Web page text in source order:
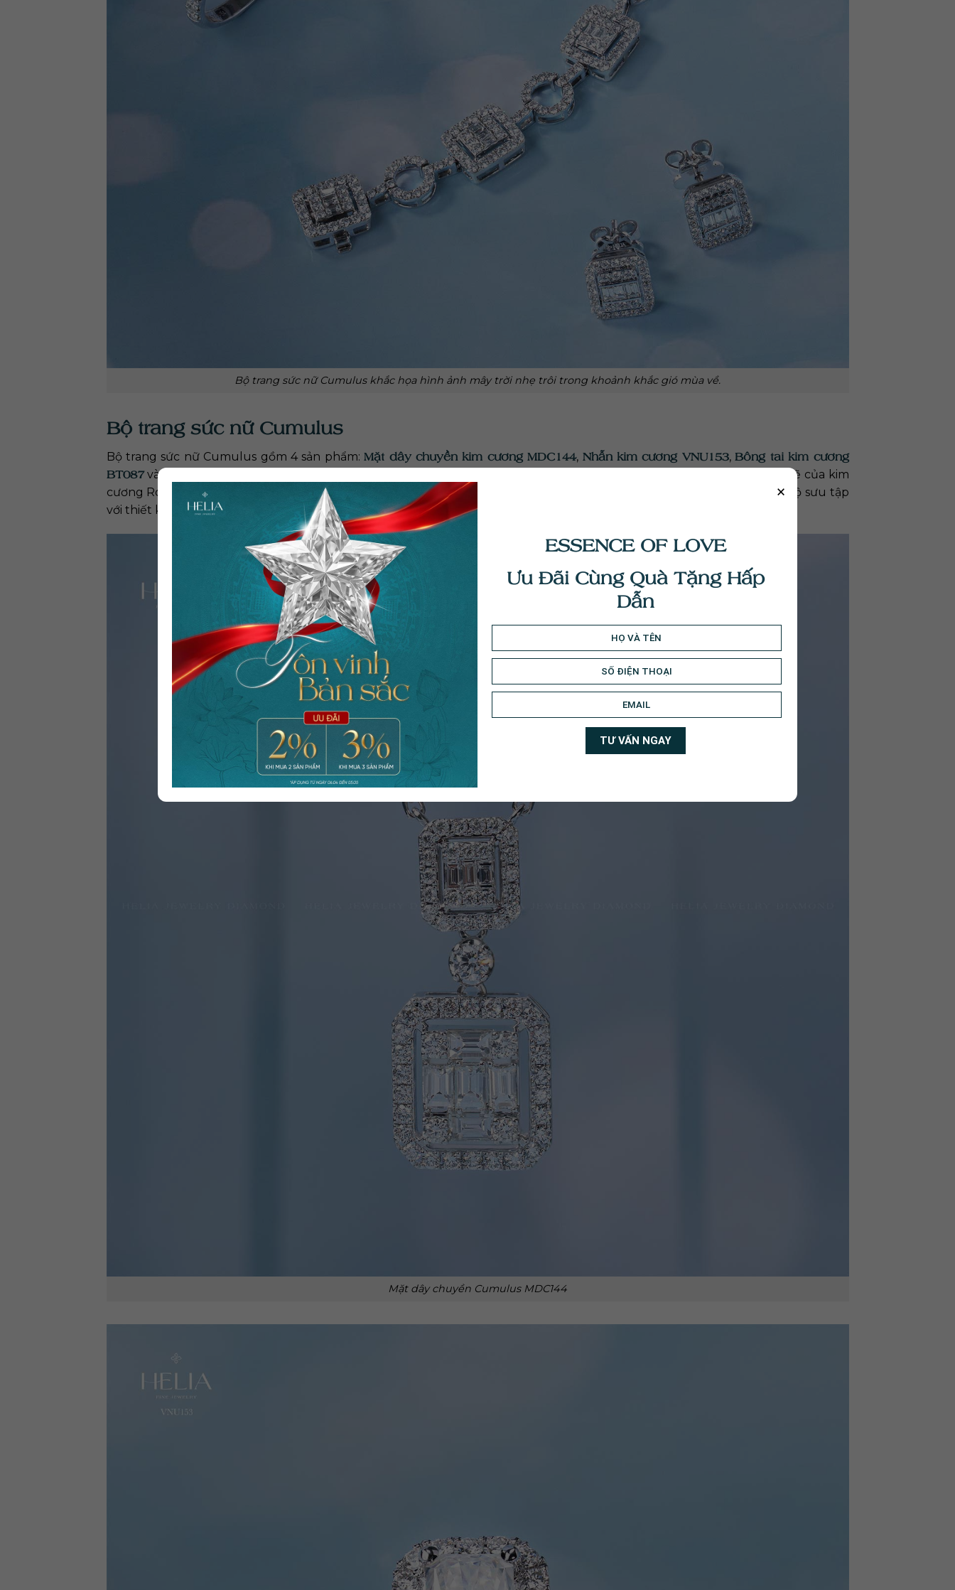
Bộ trang sức nữ Cumulus khắc họa hình ảnh mây trời nhẹ trôi trong khoảnh khắc gió mùa về.
Bộ trang sức nữ Cumulus
Bộ trang sức nữ Cumulus gồm 4 sản phẩm:Mặt dây chuyền kim cương MDC144, Nhẫn kim cương VNU153,Bông tai kim cương
BT087và
. Thiết kế nổi bật với viền kim cương rực rỡ xung quanh, ở giữa là sự sắp xếp xen kẽ của kim
cương Round và Baguette tạo nên sự đối lập độc đáo về mặt thị giác. Từng món trang sức giữ được vẻ đẹp riêng của bộ sưu tập
với thiết kế tinh xảo trong từng chi tiết, mang đến một vẻ đẹp sang trọng và thời thượng cho phái đẹp.
Mặt dây chuyền Cumulus MDC144
×
ESSENCE OF LOVE
Ưu Đãi Cùng Quà Tặng Hấp
Dẫn